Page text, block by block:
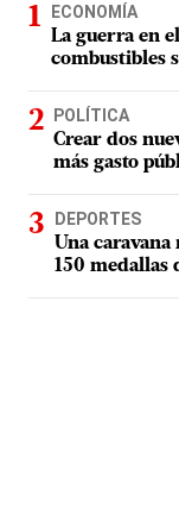
ECONOMÍA
La guerra en
combustibles
POLÍTICA
Crear dos
más gasto
DEPORTES
Una
150 medallas